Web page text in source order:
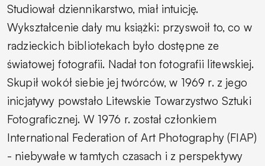
Studiował dziennikarstwo, miał intuicję.
Wykształcenie dały mu książki: przyswoił to, co w
radzieckich bibliotekach było dostępne ze
światowej fotografii. Nadał ton fotografii litewskiej.
Skupił wokół siebie jej twórców, w 1969 r. z jego
inicjatywy powstało Litewskie Towarzystwo Sztuki
Fotograficznej. W 1976 r. został członkiem
International Federation of Art Photography (FIAP)
- niebywałe w tamtych czasach i z perspektywy